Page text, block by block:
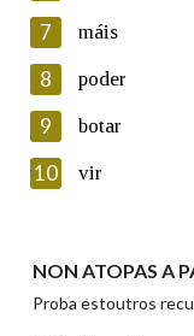
seu dereito de
seus datos
Lin e acepto
Introduce o
Texto de
7 máis
8 poder
9 botar
10 vir
NON ATOPAS A
Proba estoutros